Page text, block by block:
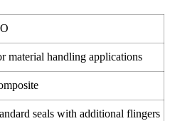
material handling applications
seals with additional flingers